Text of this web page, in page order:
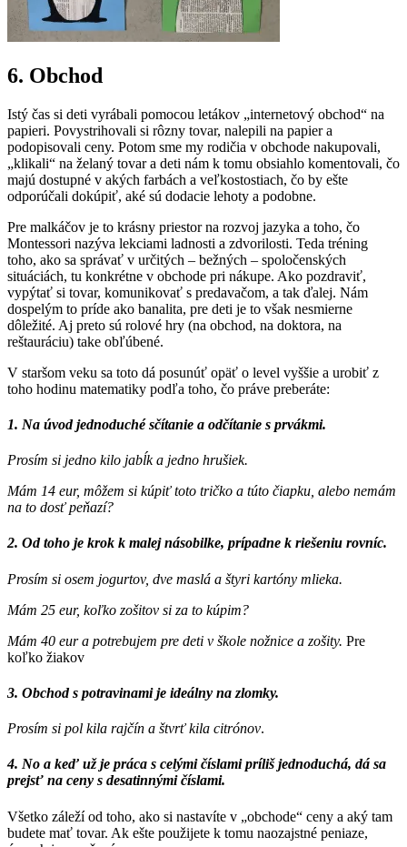
6. Obchod
Istý čas si deti vyrábali pomocou letákov „internetový obchod“ na
papieri. Povystrihovali si rôzny tovar, nalepili na papier a
podopisovali ceny. Potom sme my rodičia v obchode nakupovali,
„klikali“ na želaný tovar a deti nám k tomu obsiahlo komentovali, čo
majú dostupné v akých farbách a veľkostostiach, čo by ešte
odporúčali dokúpiť, aké sú dodacie lehoty a podobne.
Pre malkáčov je to krásny priestor na rozvoj jazyka a toho, čo
Montessori nazýva lekciami ladnosti a zdvorilosti. Teda tréning
toho, ako sa správať v určitých – bežných – spoločenských
situáciách, tu konkrétne v obchode pri nákupe. Ako pozdraviť,
vypýtať si tovar, komunikovať s predavačom, a tak ďalej. Nám
dospelým to príde ako banalita, pre deti je to však nesmierne
dôležité. Aj preto sú rolové hry (na obchod, na doktora, na
reštauráciu) take obľúbené.
V staršom veku sa toto dá posunúť opäť o level vyššie a urobiť z
toho hodinu matematiky podľa toho, čo práve preberáte:
1. Na úvod jednoduché sčítanie a odčítanie s prvákmi.
Prosím si jedno kilo jabĺk a jedno hrušiek.
Mám 14 eur, môžem si kúpiť toto tričko a túto čiapku, alebo nemám
na to dosť peňazí?
2. Od toho je krok k malej násobilke, prípadne k riešeniu rovníc.
Prosím si osem jogurtov, dve maslá a štyri kartóny mlieka.
Mám 25 eur, koľko zošitov si za to kúpim?
Mám 40 eur a potrebujem pre deti v škole nožnice a zošity. Pre
koľko žiakov
3. Obchod s potravinami je ideálny na zlomky.
Prosím si pol kila rajčín a štvrť kila citrónov.
4. No a keď už je práca s celými číslami príliš jednoduchá, dá sa
prejsť na ceny s desatinnými číslami.
Všetko záleží od toho, ako si nastavíte v „obchode“ ceny a aký tam
budete mať tovar. Ak ešte použijete k tomu naozajstné peniaze,